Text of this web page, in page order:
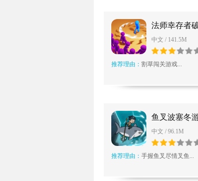
法师幸存者
中文 / 141.5M
推荐理由： 割草闯关游戏...
鱼叉波塞冬
中文 / 96.1M
推荐理由： 手握鱼叉尽情叉鱼...